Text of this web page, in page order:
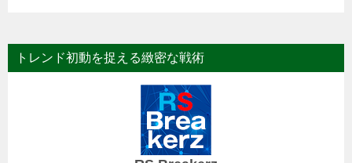
トレンド初動を捉える緻密な戦術